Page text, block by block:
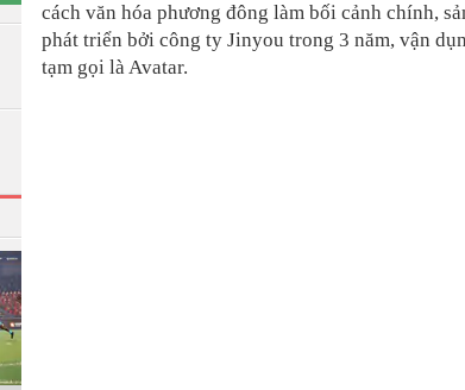
cách văn hóa phương đông làm bối cảnh chính,
phát triển bởi công ty Jinyou trong 3 năm, vận
tạm gọi là Avatar.